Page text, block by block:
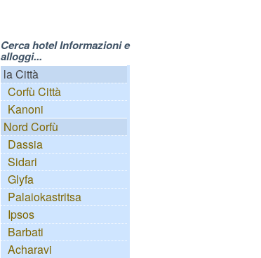
Cerca hotel Informazioni e
alloggi...
la Città
Corfù Città
Kanoni
Nord Corfù
Dassia
Sidari
Glyfa
Palaiokastritsa
Ipsos
Barbati
Acharavi